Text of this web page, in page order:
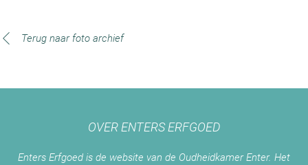
Terug naar foto archief
OVER ENTERS ERFGOED
Enters Erfgoed is de website van de Oudheidkamer Enter. Het